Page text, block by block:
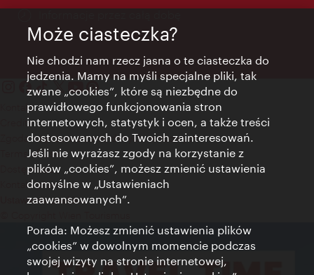
Kontakt
Credits
Zgoda na przetwarzanie danych osobowych
Terms of Use
Dostępność
Kontakt prasowy
Ustawienia cookies
Może ciasteczka?
Nie chodzi nam rzecz jasna o te ciasteczka do
jedzenia. Mamy na myśli specjalne pliki, tak
zwane „cookies”, które są niezbędne do
prawidłowego funkcjonowania stron
internetowych, statystyk i ocen, a także treści
dostosowanych do Twoich zainteresowań.
Jeśli nie wyrażasz zgody na korzystanie z
plików „cookies”, możesz zmienić ustawienia
domyślne w „Ustawieniach
zaawansowanych”.
Porada: Możesz zmienić ustawienia plików
„cookies” w dowolnym momencie podczas
swojej wizyty na stronie internetowej,